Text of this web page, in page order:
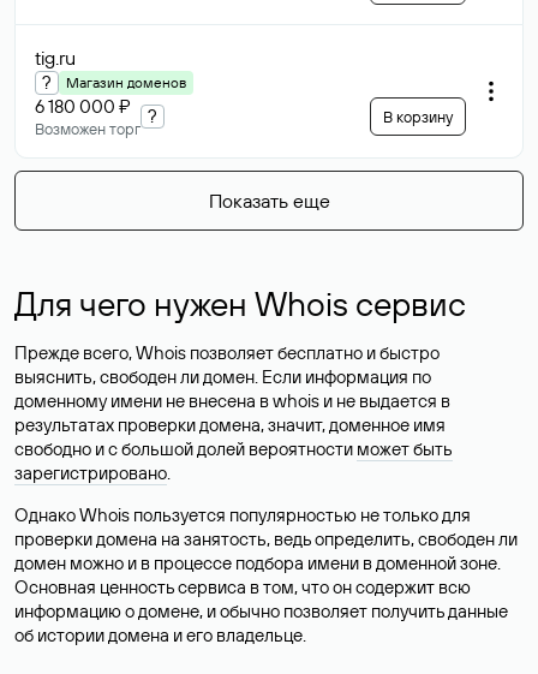
tig.ru
? Магазин доменов
6 180 000 ₽
Возможен торг
? В корзину
Показать еще
Для чего нужен Whois сервис
Прежде всего, Whois позволяет бесплатно и быстро
выяснить, свободен ли домен. Если информация по
доменному имени не внесена в whois и не выдается в
результатах проверки домена, значит, доменное имя
свободно и с большой долей вероятности может быть
зарегистрировано.
Однако Whois пользуется популярностью не только для
проверки домена на занятость, ведь определить, свободен ли
домен можно и в процессе подбора имени в доменной зоне.
Основная ценность сервиса в том, что он содержит всю
информацию о домене, и обычно позволяет получить данные
об истории домена и его владельце.